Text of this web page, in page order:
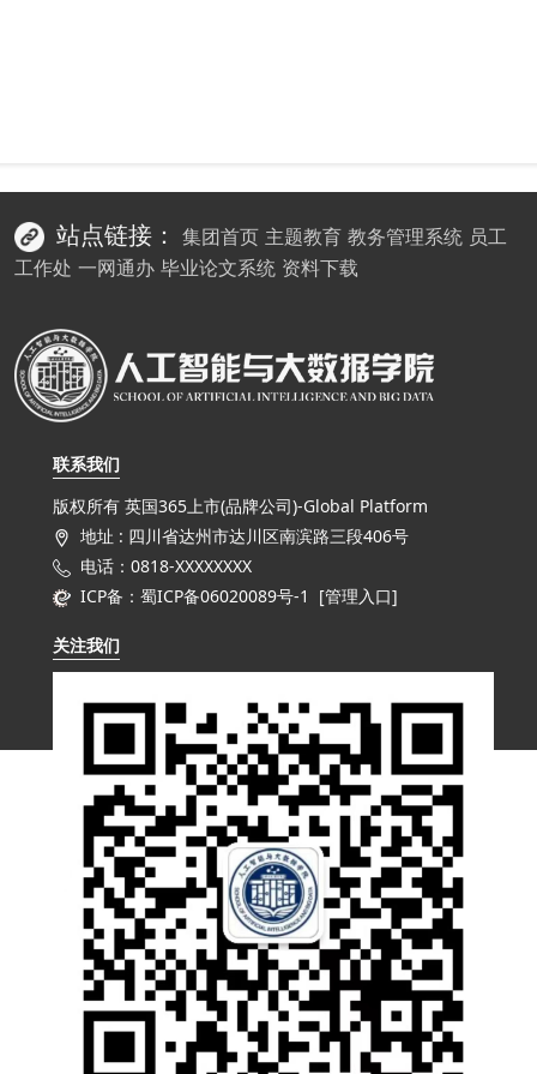
站点链接： 集团首页 主题教育 教务管理系统 员工
工作处 一网通办 毕业论文系统 资料下载
联系我们
版权所有 英国365上市(品牌公司)-Global Platform
地址 : 四川省达州市达川区南滨路三段406号
电话：0818-XXXXXXXX
ICP备：蜀ICP备06020089号-1 [管理入口]
关注我们